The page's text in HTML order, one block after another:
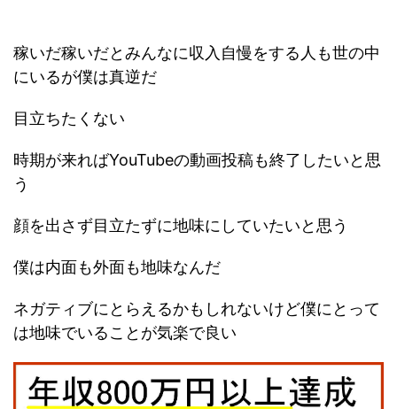
稼いだ稼いだとみんなに収入自慢をする人も世の中
にいるが僕は真逆だ
目立ちたくない
時期が来ればYouTubeの動画投稿も終了したいと思
う
顔を出さず目立たずに地味にしていたいと思う
僕は内面も外面も地味なんだ
ネガティブにとらえるかもしれないけど僕にとって
は地味でいることが気楽で良い